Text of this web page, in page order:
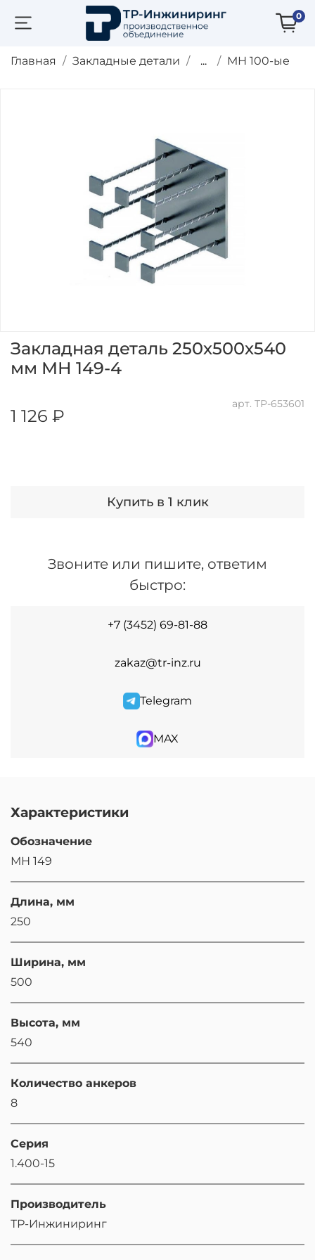
0
Главная Закладные детали ... МН 100-ые
арт. ТР-653601
Закладная деталь 250х500х540
мм МН 149-4
1 126 ₽
Купить в 1 клик
Звоните или пишите, ответим
быстро:
+7 (3452) 69-81-88
zakaz@tr-inz.ru
Telegram
MAX
Характеристики
Обозначение
МН 149
Длина, мм
250
Ширина, мм
500
Высота, мм
540
Количество анкеров
8
Серия
1.400-15
Производитель
ТР-Инжиниринг